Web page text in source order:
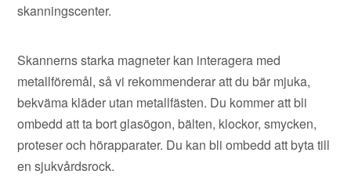
skanningscenter.
Skannerns starka magneter kan interagera med
metallföremål, så vi rekommenderar att du bär mjuka,
bekväma kläder utan metallfästen. Du kommer att bli
ombedd att ta bort glasögon, bälten, klockor, smycken,
proteser och hörapparater. Du kan bli ombedd att byta till
en sjukvårdsrock.